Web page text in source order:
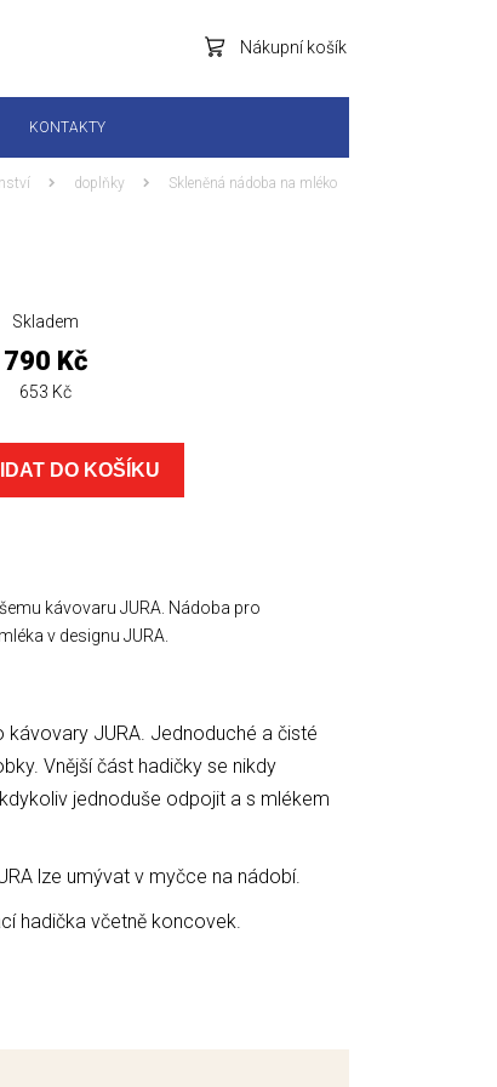
KONTAKTY
Nákupní košík
doplňky Skleněná nádoba na mléko
790 Kč
653 Kč
Skladem
kávovaru JURA. Nádoba pro
v designu JURA.
kávovary JURA. Jednoduché a čisté
Vnější část hadičky se nikdy
jednoduše odpojit a s mlékem
lze umývat v myčce na nádobí.
hadička včetně koncovek.